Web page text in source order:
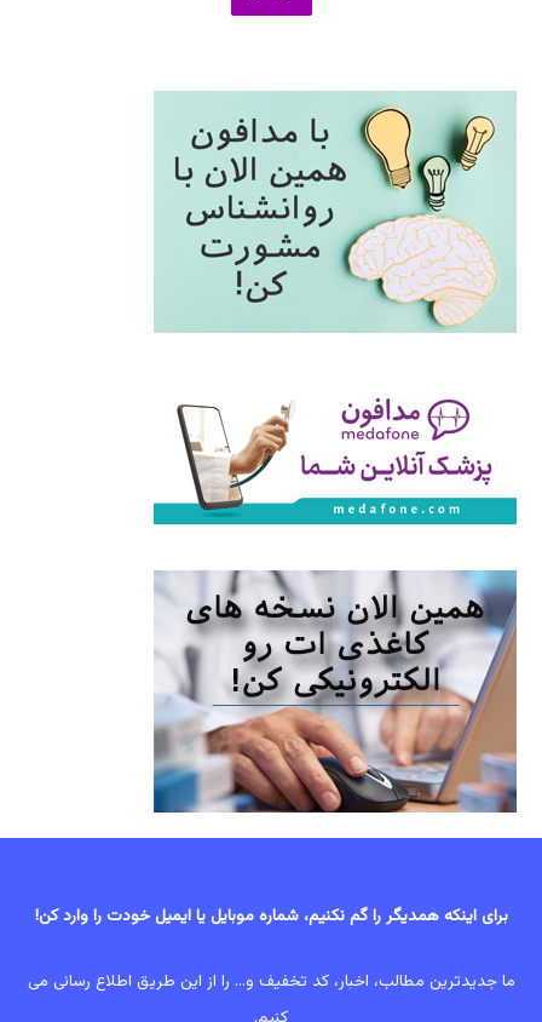
برای اینکه همدیگر را گم نکنیم، شماره موبایل یا ایمیل خودت را وارد کن!
ما جدیدترین مطالب، اخبار، کد تخفیف و... را از این طریق اطلاع رسانی می